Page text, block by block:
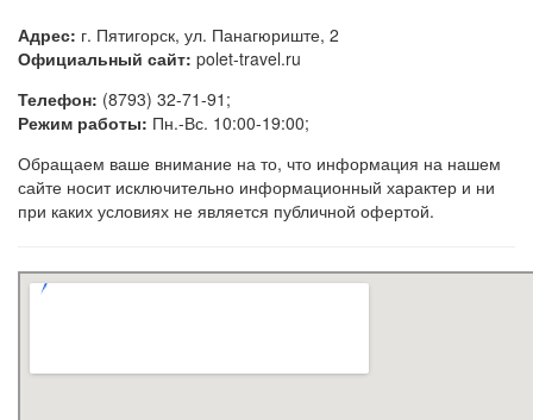
Адрес: г. Пятигорск, ул. Панагюриште, 2
Официальный сайт: polet-travel.ru
Телефон: (8793) 32-71-91;
Режим работы: Пн.-Вс. 10:00-19:00;
Обращаем ваше внимание на то, что информация на нашем
сайте носит исключительно информационный характер и ни
при каких условиях не является публичной офертой.